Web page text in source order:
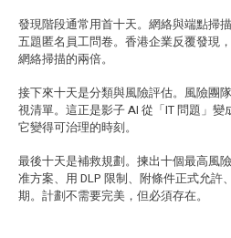
發現階段通常用首十天。網絡與端點掃
五題匿名員工問卷。香港企業反覆發現
網絡掃描的兩倍。
接下來十天是分類與風險評估。風險團
視清單。這正是影子 AI 從「IT 問題」
它變得可治理的時刻。
最後十天是補救規劃。揀出十個最高風
准方案、用 DLP 限制、附條件正式允許
期。計劃不需要完美，但必須存在。